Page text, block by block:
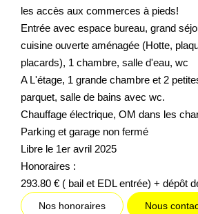
les accès aux commerces à pieds!
Entrée avec espace bureau, grand
cuisine ouverte aménagée (Hotte,
placards), 1 chambre, salle d'eau, wc
A L'étage, 1 grande chambre et 2
parquet, salle de bains avec wc.
Chauffage électrique, OM dans les
Parking et garage non fermé
Libre le 1er avril 2025
Honoraires :
293.80 € ( bail et EDL entrée) + dépôt
Nos honoraires Nous